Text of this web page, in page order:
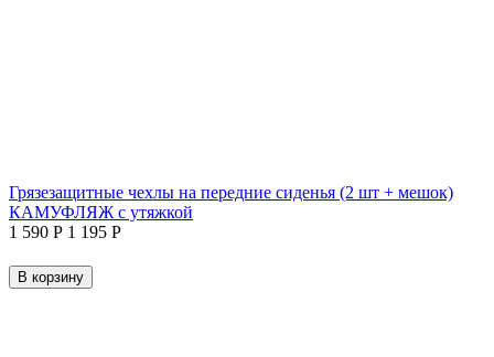
Грязезащитные чехлы на передние сиденья (2 шт + мешок)
КАМУФЛЯЖ с утяжкой
1 590 Р 1 195 Р
В корзину